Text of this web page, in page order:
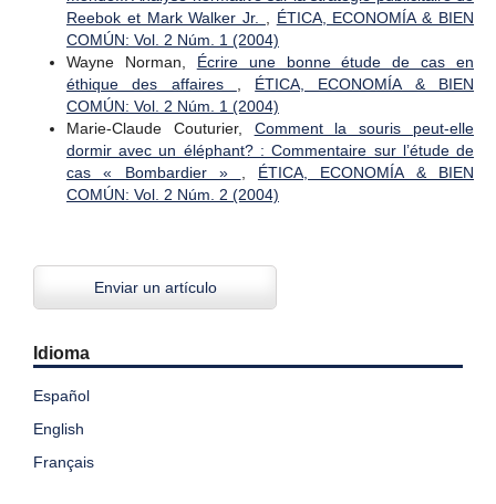
Reebok et Mark Walker Jr.
ÉTICA, ECONOMÍA & BIEN
COMÚN: Vol. 2 Núm. 1 (2004)
Wayne Norman, Écrire une bonne étude de cas en
éthique des affaires
ÉTICA, ECONOMÍA & BIEN
COMÚN: Vol. 2 Núm. 1 (2004)
Marie-Claude Couturier, Comment la souris peut-elle
dormir avec un éléphant? : Commentaire sur l’étude de
cas « Bombardier »
ÉTICA, ECONOMÍA & BIEN
COMÚN: Vol. 2 Núm. 2 (2004)
Enviar un artículo
Idioma
Español
English
Français